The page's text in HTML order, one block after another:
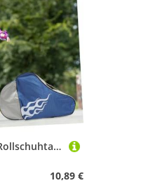
Parliky Dreieckige Rollschuhtasche Rucksack für Eislaufen und Inline Skates Langlebiges Material Geräumig für Schlittschuhe Handlich als Schulter Handtasche Geeignet für Jungen und
10,89 €